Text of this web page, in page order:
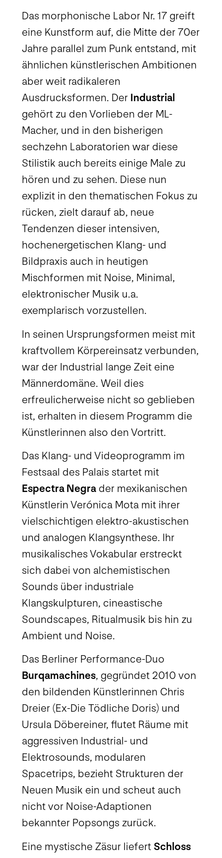
Das morphonische Labor Nr. 17 greift
eine Kunstform auf, die Mitte der 70er
Jahre parallel zum Punk entstand, mit
ähnlichen künstlerischen Ambitionen
aber weit radikaleren
Ausdrucksformen. Der Industrial
gehört zu den Vorlieben der ML-
Macher, und in den bisherigen
sechzehn Laboratorien war diese
Stilistik auch bereits einige Male zu
hören und zu sehen. Diese nun
explizit in den thematischen Fokus zu
rücken, zielt darauf ab, neue
Tendenzen dieser intensiven,
hochenergetischen Klang- und
Bildpraxis auch in heutigen
Mischformen mit Noise, Minimal,
elektronischer Musik u.a.
exemplarisch vorzustellen.
In seinen Ursprungsformen meist mit
kraftvollem Körpereinsatz verbunden,
war der Industrial lange Zeit eine
Männerdomäne. Weil dies
erfreulicherweise nicht so geblieben
ist, erhalten in diesem Programm die
Künstlerinnen also den Vortritt.
Das Klang- und Videoprogramm im
Festsaal des Palais startet mit
Espectra Negra der mexikanischen
Künstlerin Verónica Mota mit ihrer
vielschichtigen elektro-akustischen
und analogen Klangsynthese. Ihr
musikalisches Vokabular erstreckt
sich dabei von alchemistischen
Sounds über industriale
Klangskulpturen, cineastische
Soundscapes, Ritualmusik bis hin zu
Ambient und Noise.
Das Berliner Performance-Duo
Burqamachines, gegründet 2010 von
den bildenden Künstlerinnen Chris
Dreier (Ex-Die Tödliche Doris) und
Ursula Döbereiner, flutet Räume mit
aggressiven Industrial- und
Elektrosounds, modularen
Spacetrips, bezieht Strukturen der
Neuen Musik ein und scheut auch
nicht vor Noise-Adaptionen
bekannter Popsongs zurück.
Eine mystische Zäsur liefert Schloss